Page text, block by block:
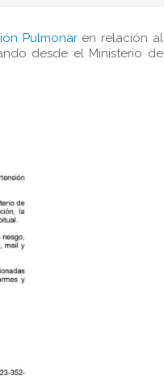
Pulmonaren relación al
desde el Ministerio de